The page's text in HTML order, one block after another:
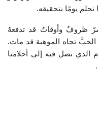
يومًا بتحقيقه.
ظروفٌ وأوقاتٌ قد تدفعهُ
الحبَّ تجاه الموهبة قد مات.
الذي نصل فيه إلى أحلامنا